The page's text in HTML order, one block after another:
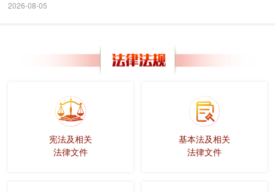
2026-08-05
宪法及相关
法律文件
基本法及相关
法律文件